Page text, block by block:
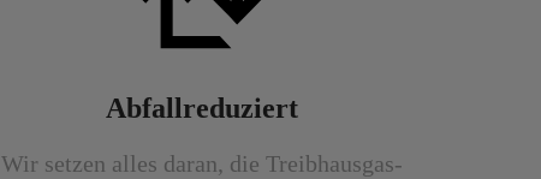
Abfallreduziert
Wir setzen alles daran, die Treibhaus­gas­